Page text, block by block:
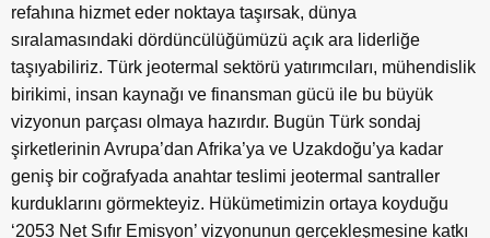
refahına hizmet eder noktaya taşırsak, dünya
sıralamasındaki dördüncülüğümüzü açık ara liderliğe
taşıyabiliriz. Türk jeotermal sektörü yatırımcıları, mühendislik
birikimi, insan kaynağı ve finansman gücü ile bu büyük
vizyonun parçası olmaya hazırdır. Bugün Türk sondaj
şirketlerinin Avrupa’dan Afrika’ya ve Uzakdoğu’ya kadar
geniş bir coğrafyada anahtar teslimi jeotermal santraller
kurduklarını görmekteyiz. Hükümetimizin ortaya koyduğu
‘2053 Net Sıfır Emisyon’ vizyonunun gerçekleşmesine katkı